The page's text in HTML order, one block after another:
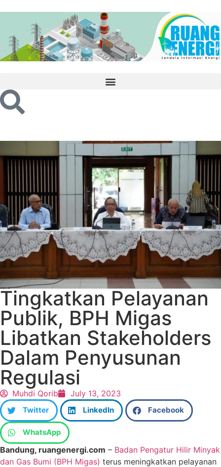
Tingkatkan Pelayanan
Publik, BPH Migas
Libatkan Stakeholders
Dalam Penyusunan
Regulasi
Muhdi Qorib July 13, 2023
Twitter LinkedIn Facebook
WhatsApp
Bandung, ruangenergi.com – Badan Pengatur Hilir Minyak
dan Gas Bumi (BPH Migas) terus meningkatkan pelayanan